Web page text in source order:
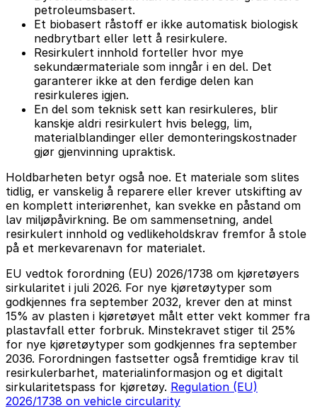
petroleumsbasert.
Et biobasert råstoff er ikke automatisk biologisk
nedbrytbart eller lett å resirkulere.
Resirkulert innhold forteller hvor mye
sekundærmateriale som inngår i en del. Det
garanterer ikke at den ferdige delen kan
resirkuleres igjen.
En del som teknisk sett kan resirkuleres, blir
kanskje aldri resirkulert hvis belegg, lim,
materialblandinger eller demonteringskostnader
gjør gjenvinning upraktisk.
Holdbarheten betyr også noe. Et materiale som slites
tidlig, er vanskelig å reparere eller krever utskifting av
en komplett interiørenhet, kan svekke en påstand om
lav miljøpåvirkning. Be om sammensetning, andel
resirkulert innhold og vedlikeholdskrav fremfor å stole
på et merkevarenavn for materialet.
EU vedtok forordning (EU) 2026/1738 om kjøretøyers
sirkularitet i juli 2026. For nye kjøretøytyper som
godkjennes fra september 2032, krever den at minst
15% av plasten i kjøretøyet målt etter vekt kommer fra
plastavfall etter forbruk. Minstekravet stiger til 25%
for nye kjøretøytyper som godkjennes fra september
2036. Forordningen fastsetter også fremtidige krav til
resirkulerbarhet, materialinformasjon og et digitalt
sirkularitetspass for kjøretøy. Regulation (EU)
2026/1738 on vehicle circularity